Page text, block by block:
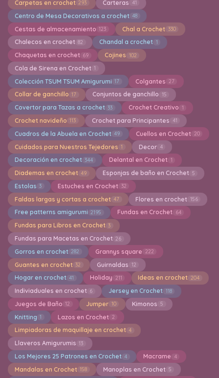
Carpetas en crochet 293 Carteras 41
Centro de Mesa Decorativos a crochet 48
Cestas de almacenamiento 123 Chal a Crochet 330
Chalecos en crochet 82 Chandal a crochet 1
Chaquetas en crochet 69 Cojines 102
Cola de Sirena en Crochet 1
Colección TSUM TSUM Amigurumi 17 Colgantes 27
Collar de ganchillo 17 Conjuntos de ganchillo 15
Covertor para Tazas a crochet 33 Crochet Creativo 1
Crochet navideño 113 Crochet para Principantes 41
Cuadros de la Abuela en Crochet 49 Cuellos en Crochet 20
Cuidados para Nuestros Tejedores 1 Decor 4
Decoración en crochet 344 Delantal en Crochet 1
Diademas en crochet 49 Esponjas de baño en Crochet 5
Estolas 3 Estuches en Crochet 32
Faldas largas y cortas a crochet 47 Flores en crochet 156
Free patterns amigurumi 2195 Fundas en Crochet 64
Fundas para Libros en Crochet 3
Fundas para Macetas en Crochet 26
Gorros en crochet 282 Grannys square 222
Guantes en crochet 32 Guirnaldas 12
Hogar en crochet 41 Holiday 211 Ideas en crochet 204
Indiviaduales en crochet 6 Jersey en Crochet 118
Juegos de Baño 12 Jumper 10 Kimonos 5
Knitting 1 Lazos en Crochet 2
Limpiadoras de maquillaje en crochet 4
Llaveros Amigurumis 13
Los Mejores 25 Patrones en Crochet 4 Macrame 4
Mandalas en Crochet 158 Manoplas en Crochet 5